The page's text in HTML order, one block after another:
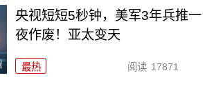
央视短短5秒钟，美军3年兵推一
夜作废！亚太变天
最热 阅读 17871